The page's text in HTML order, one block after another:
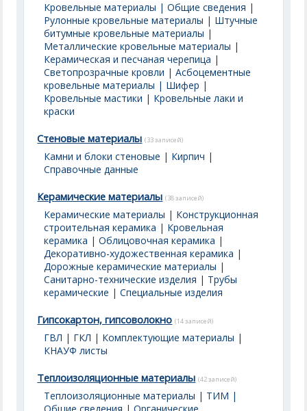
Кровельные материалы | Общие сведения |
Рулонные кровельные материалы | Штучные
битумные кровельные материалы |
Металлические кровельные материалы |
Керамическая и песчаная черепица |
Светопрозрачные кровли |Асбоцементные
кровельные материалы | Шифер |
Кровельные мастики | Кровельные лаки и
краски
Стеновые материалы (33 записей)
Камни и блоки стеновые | Кирпич |
Справочные данные
Керамические материалы (38 записей)
Керамические материалы | Конструкционная
строительная керамика | Кровельная
керамика |Облицовочная керамика |
Декоративно-художественная керамика |
Дорожные керамические материалы |
Санитарно-технические изделия | Трубы
керамические |Специальные изделия
Гипсокартон, гипсоволокно (14 записей)
ГВЛ | ГКЛ | Комплектующие материалы |
КНАУФ листы
Теплоизоляционные материалы (42 записей)
Теплоизоляционные материалы | ТИМ |